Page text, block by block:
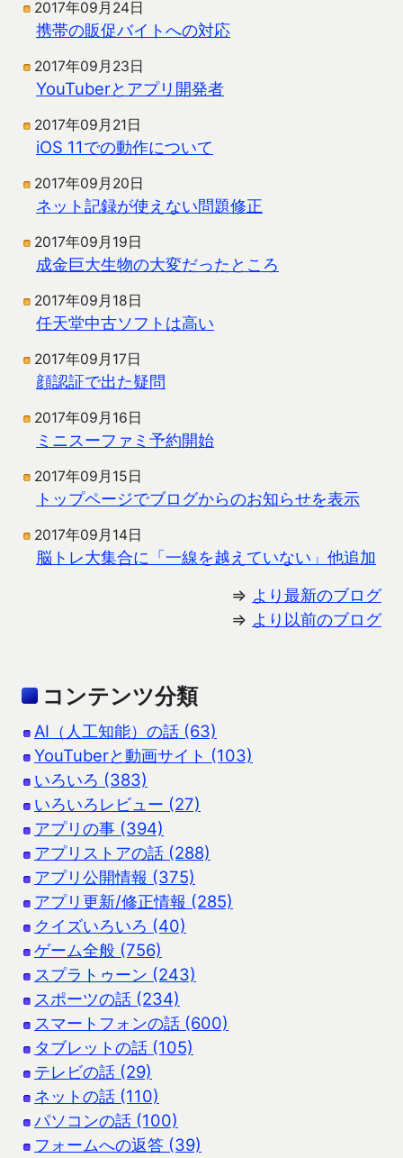
2017年09月24日
携帯の販促バイトへの対応
2017年09月23日
YouTuberとアプリ開発者
2017年09月21日
iOS 11での動作について
2017年09月20日
ネット記録が使えない問題修正
2017年09月19日
成金巨大生物の大変だったところ
2017年09月18日
任天堂中古ソフトは高い
2017年09月17日
顔認証で出た疑問
2017年09月16日
ミニスーファミ予約開始
2017年09月15日
トップページでブログからのお知らせを表示
2017年09月14日
脳トレ大集合に「一線を越えていない」他追加
⇒ より最新のブログ
⇒ より以前のブログ
コンテンツ分類
AI（人工知能）の話 (63)
YouTuberと動画サイト (103)
いろいろ (383)
いろいろレビュー (27)
アプリの事 (394)
アプリストアの話 (288)
アプリ公開情報 (375)
アプリ更新/修正情報 (285)
クイズいろいろ (40)
ゲーム全般 (756)
スプラトゥーン (243)
スポーツの話 (234)
スマートフォンの話 (600)
タブレットの話 (105)
テレビの話 (29)
ネットの話 (110)
パソコンの話 (100)
フォームへの返答 (39)